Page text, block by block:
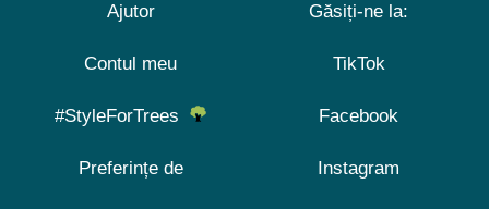
Ajutor
Contul meu
#StyleForTrees
Preferințe de
Găsiți-ne la:
TikTok
Facebook
Instagram